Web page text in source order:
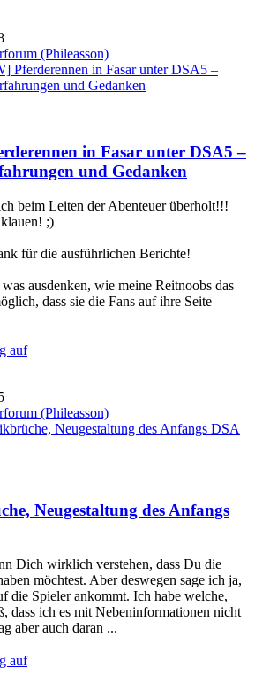
(Phileasson)
Pferderennen in Fasar unter DSA5 –
und Gedanken
in Fasar unter DSA5 –
und Gedanken
beim Leiten der Abenteuer überholt!!!
;)
für die ausführlichen Berichte!
ausdenken, wie meine Reitnoobs das
dass sie die Fans auf ihre Seite
auf
(Phileasson)
Neugestaltung des Anfangs DSA
Neugestaltung des Anfangs
Dich wirklich verstehen, dass Du die
möchtest. Aber deswegen sage ich ja,
die Spieler ankommt. Ich habe welche,
dass ich es mit Nebeninformationen nicht
aber auch daran ...
auf